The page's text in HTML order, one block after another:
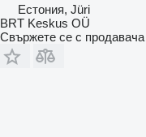
Естония, Jüri
BRT Keskus OÜ
Свържете се с продавача